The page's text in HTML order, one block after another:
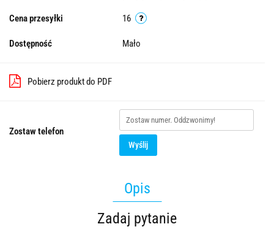
Cena przesyłki 16
Dostępność Mało
Pobierz produkt do PDF
Zostaw telefon
Wyślij
Opis
Zadaj pytanie